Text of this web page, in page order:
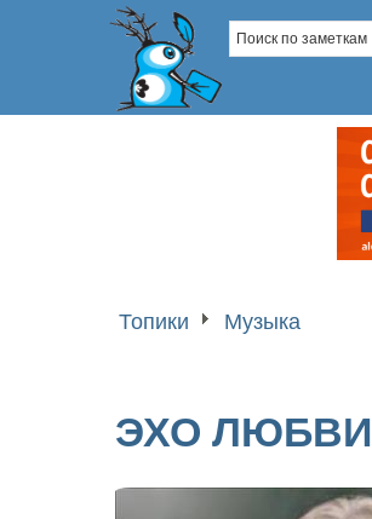
Топики Музыка
ЭХО ЛЮБВИ